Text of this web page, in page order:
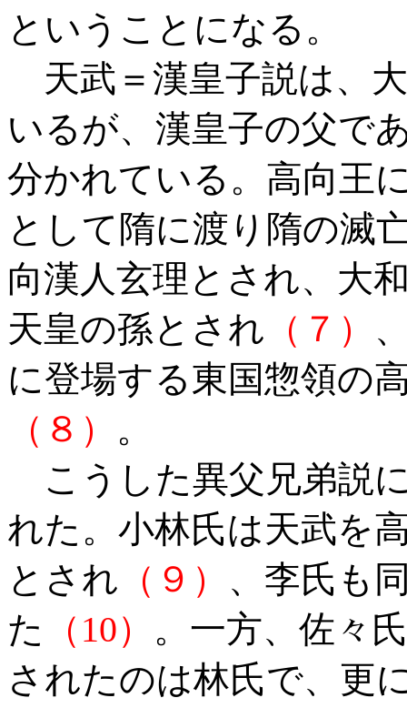
ということになる。
天武＝漢皇子説は、
いるが、漢皇子の父で
分かれている。高向王
として隋に渡り隋の滅
向漢人玄理とされ、大
天皇の孫とされ （７）
に登場する東国惣領の
（８） 。
こうした異父兄弟説
れた。小林氏は天武を
とされ （９） 、李氏も
た
（10） 。一方、佐々
されたのは林氏で、更